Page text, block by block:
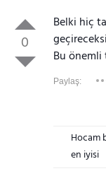
0
Belki hiç
Bu önemli
Paylaş:
Hocam
en iyisi